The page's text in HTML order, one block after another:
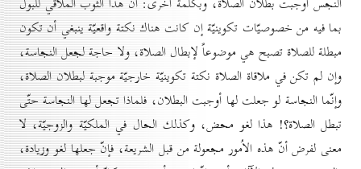
بما فيه من خصوصيّات تكوينيّة إن كانت هناك نكتة واقعيّة ينبغي أن تكون
مبطلة للصلاة تصبح هي موضوعاً لإبطال الصلاة، ولا حاجة لجعل النجاسة،
وإن لم تكن في ملاقاة الصلاة نكتة تكوينيّة خارجيّة موجبة لبطلان الصلاة،
وإنّما النجاسة لو جعلت لها أوجبت البطلان، فلماذا تجعل لها النجاسة حتّى
تبطل الصلاة؟! هذا لغو محض، وكذلك الحال في الملكيّة والزوجيّة، لا
معنى لفرض أنّ هذه الاُمور مجعولة من قبل الشريعة، فإنّ جعلها لغو وزيادة،